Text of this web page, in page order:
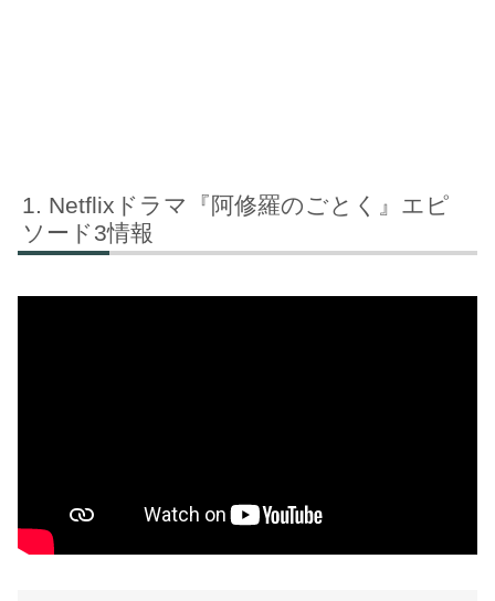
Netflixドラマ『阿修羅のごとく』エピ
ソード3情報